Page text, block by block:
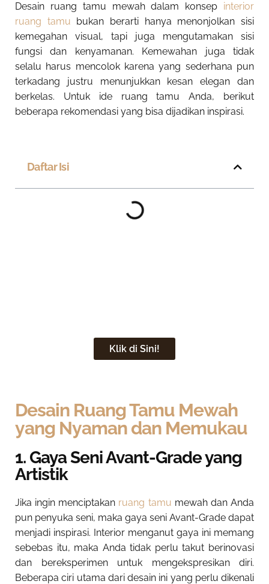
Desain ruang tamu mewah dalam konsep interior
ruang tamu bukan berarti hanya menonjolkan sisi
kemegahan visual, tapi juga mengutamakan sisi
fungsi dan kenyamanan. Kemewahan juga tidak
selalu harus mencolok karena yang sederhana pun
terkadang justru menunjukkan kesan elegan dan
berkelas. Untuk ide ruang tamu Anda, berikut
beberapa rekomendasi yang bisa dijadikan inspirasi.
Daftar Isi
Klik di Sini!
Desain Ruang Tamu Mewah
yang Nyaman dan Memukau
1. Gaya Seni Avant-Grade yang
Artistik
Jika ingin menciptakan ruang tamu mewah dan Anda
pun penyuka seni, maka gaya seni Avant-Grade dapat
menjadi inspirasi. Interior menganut gaya ini memang
sebebas itu, maka Anda tidak perlu takut berinovasi
dan bereksperimen untuk mengekspresikan diri.
Beberapa ciri utama dari desain ini yang perlu dikenali